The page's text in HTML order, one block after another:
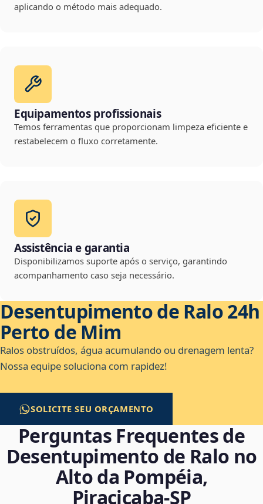
aplicando o método mais adequado.
Equipamentos profissionais
Temos ferramentas que proporcionam limpeza eficiente e
restabelecem o fluxo corretamente.
Assistência e garantia
Disponibilizamos suporte após o serviço, garantindo
acompanhamento caso seja necessário.
Desentupimento de Ralo 24h
Perto de Mim
Ralos obstruídos, água acumulando ou drenagem lenta?
Nossa equipe soluciona com rapidez!
SOLICITE SEU ORÇAMENTO
Perguntas Frequentes de
Desentupimento de Ralo no
Alto da Pompéia,
Piracicaba‑SP